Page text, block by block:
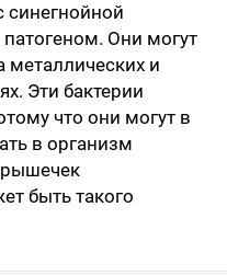
синегнойной
патогеном. Они могут
металлических и
Эти бактерии
что они могут в
в организм
быть такого